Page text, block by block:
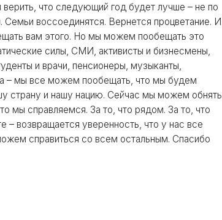
что следующий год будет лучше – не по
Семьи воссоединятся. Вернется процветание. И
вам этого. Но мы можем пообещать это
силы, СМИ, активисты и бизнесмены,
и врачи, пенсионеры, музыканты,
– мы все можем пообещать, что мы будем
страну и нашу нацию. Сейчас мы можем обнять
мы справляемся. За то, что рядом. За то, что
– возвращается уверенность, что у нас все
справиться со всем остальным. Спасибо